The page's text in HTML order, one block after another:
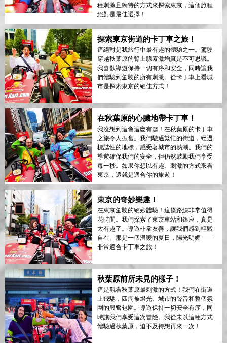
種刺激且獨特的方式來探索東京，這個旅程
絕對是最佳選擇！
探索東京街道的卡丁車之旅！
這絕對是我旅行中最有趣的體驗之一。駕駛
穿越秋葉原的腎上腺素激增真是不可思議。
我喜歡導遊保持一切有序和安全，同時讓我
們體驗到駕駛的所有刺激。從卡丁車上看城
市是探索東京的絕佳方式！
在秋葉原的心臟地帶卡丁車！
我沒想到這會這麼有趣！在秋葉原的卡丁車
之旅令人振奮。我們駛過繁忙的街道，經過
標誌性的地標，感受著城市的熱潮。我們的
導遊確保我們的安全，但仍然鼓勵我們享受
每一秒。如果你想以有趣、刺激的方式來看
東京，這就是適合你的旅遊！
東京的奇妙樂趣！
在東京駕駛的絕妙體驗！這條路線非常值得
花時間。我們探索了東京車站和銀座，真是
太有趣了。導遊非常友善，讓我們感到輕鬆
自在。那是一個溫暖的夏日，陽光明媚——
非常適合卡丁車之旅！
秋葉原前所未見的樣子！
這是觀看秋葉原最刺激的方式！我們在街道
上飛馳，四周被燈光、城市的聲音和整個氛
圍的興奮包圍。導遊保持一切安全有序，同
時讓我們享受這次冒險。我從未以這種方式
體驗過秋葉原，迫不及待想再來一次！